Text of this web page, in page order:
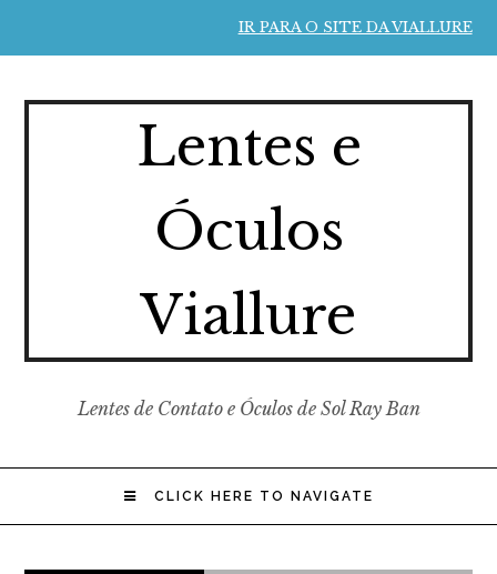
IR PARA O SITE DA VIALLURE
Lentes e
Óculos
Viallure
Lentes de Contato e Óculos de Sol Ray Ban
CLICK HERE TO NAVIGATE